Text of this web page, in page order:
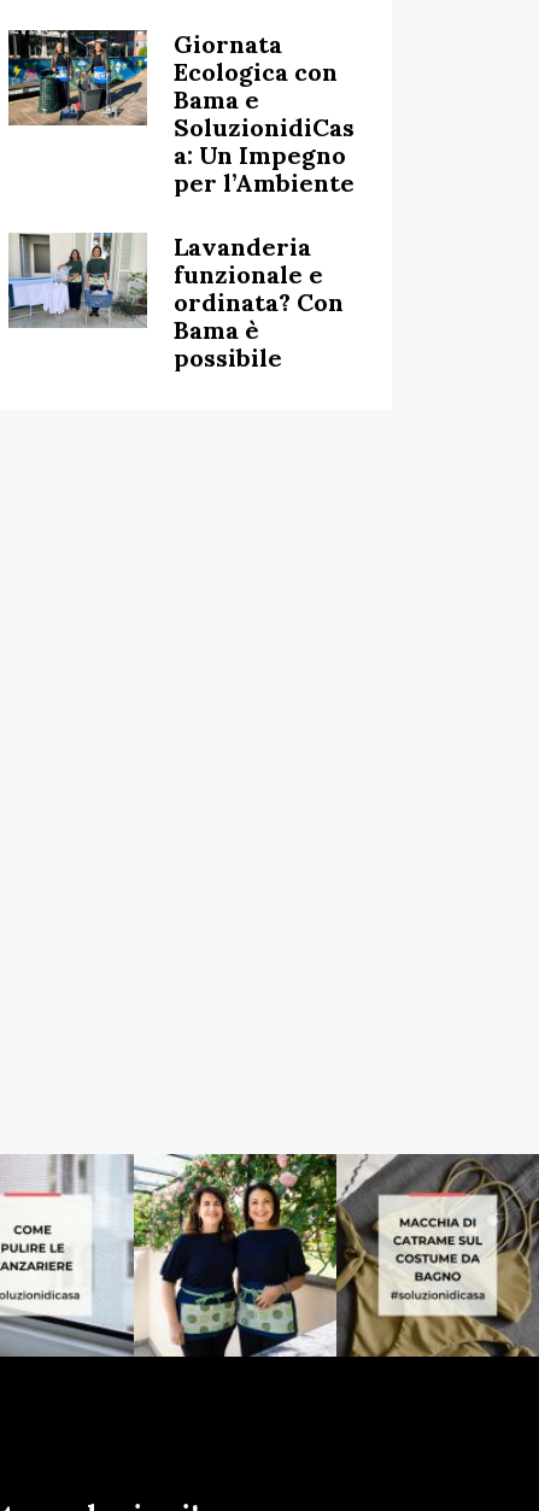
Giornata
Ecologica con
Bama e
SoluzionidiCas
a: Un Impegno
per l’Ambiente
Lavanderia
funzionale e
ordinata? Con
Bama è
possibile